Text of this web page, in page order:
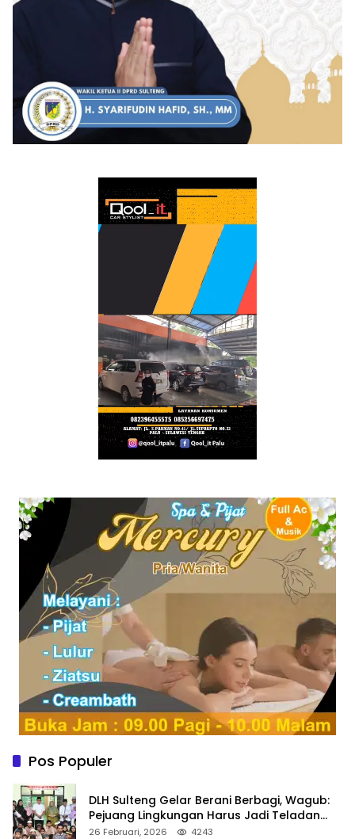
Pos Populer
DLH Sulteng Gelar Berani Berbagi, Wagub:
Pejuang Lingkungan Harus Jadi Teladan
Kepedulian
26 Februari, 2026 4243